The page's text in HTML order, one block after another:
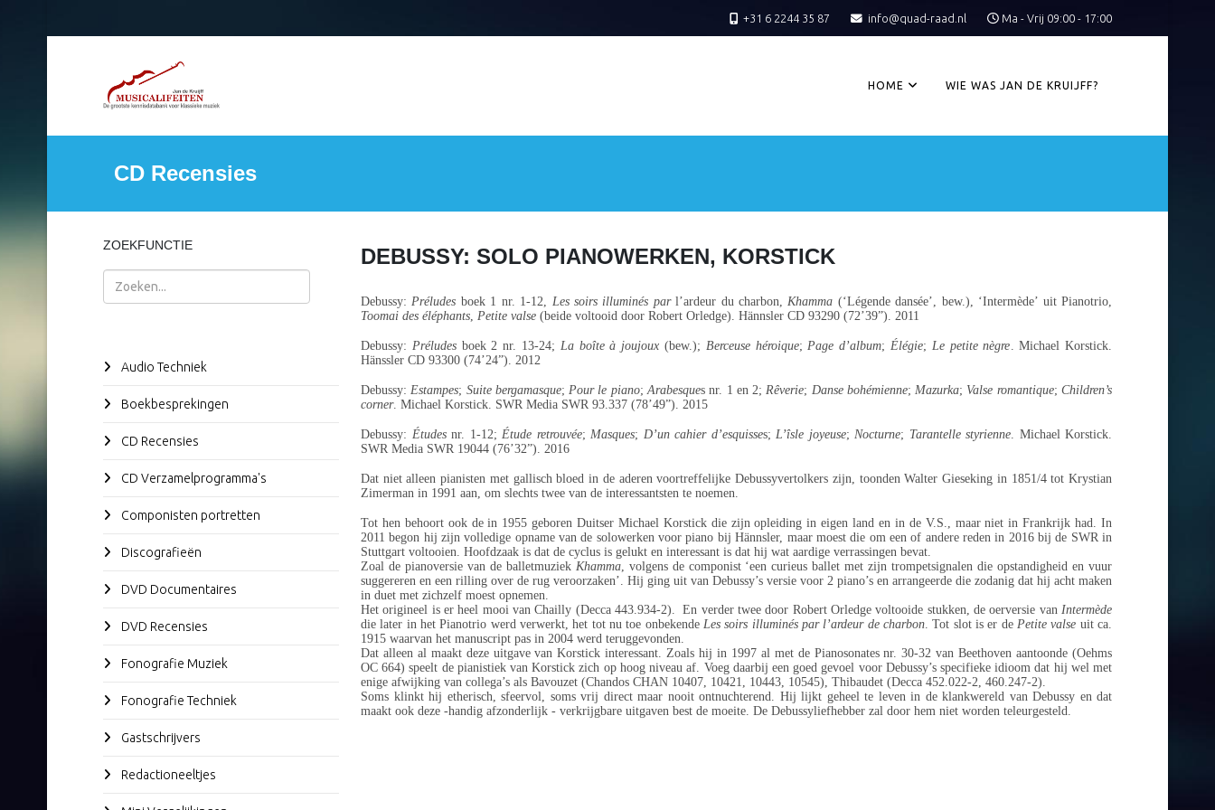
+31 6 2244 35 87 info@quad-raad.nl Ma - Vrij 09:00 - 17:00
HOME WIE WAS JAN DE KRUIJFF?
CD Recensies
ZOEKFUNCTIE
Zoeken
Audio Techniek
Boekbesprekingen
CD Recensies
CD Verzamelprogramma's
Componisten portretten
Discografieën
DVD Documentaires
DVD Recensies
Fonografie Muziek
Fonografie Techniek
Gastschrijvers
Redactioneeltjes
DEBUSSY: SOLO PIANOWERKEN, KORSTICK
Debussy:Préludes boek 1 nr. 1-12, Les soirs illuminés parl’ardeur du charbon,Khamma (‘Légende dansée’, bew.), ‘Intermède’ uit Pianotrio,
Toomai des éléphants, Petite valse (beide voltooid door Robert Orledge). Hännsler CD 93290 (72’39”). 2011
Debussy: Préludesboek 2 nr. 13-24; La boîte à joujoux (bew.); Berceuse héroique;Page d’album;Élégie; Le petite nègre. Michael Korstick.
Hänssler CD 93300 (74’24”). 2012
Debussy:Estampes; Suite bergamasque;Pour le piano;Arabesques nr. 1 en 2;Rêverie; Danse bohémienne;Mazurka; Valse romantique;Children’s
corner. Michael Korstick. SWR Media SWR 93.337 (78’49”). 2015
Debussy: Étudesnr. 1-12; Étude retrouvée; Masques; D’un cahier d’esquisses; L’îsle joyeuse; Nocturne; Tarantelle styrienne. Michael Korstick.
SWR Media SWR 19044 (76’32”). 2016
Dat niet alleen pianisten met gallisch bloed in de aderen voortreffelijke Debussyvertolkers zijn, toonden Walter Gieseking in 1851/4 tot Krystian
Zimerman in 1991 aan, om slechts twee van de interessantsten te noemen.
Tot hen behoort ook de in 1955 geboren Duitser Michael Korstick die zijn opleiding in eigen land en in de V.S., maar niet in Frankrijk had. In
2011 begon hij zijn volledige opname van de solowerken voor piano bij Hännsler, maar moest die om een of andere reden in 2016 bij de SWR in
Stuttgart voltooien. Hoofdzaak is dat de cyclus is gelukt en interessant is dat hij wat aardige verrassingen bevat.
Zoal de pianoversie van de balletmuziek Khamma, volgens de componist ‘een curieus ballet met zijn trompetsignalen die opstandigheid en vuur
suggereren en een rilling over de rug veroorzaken’. Hij ging uit van Debussy’s versie voor 2 piano’s en arrangeerde die zodanig dat hij acht maken
in duet met zichzelf moest opnemen.
Het origineel is er heel mooi van Chailly (Decca 443.934-2). En verder twee door Robert Orledge voltooide stukken, de oerversie vanIntermède
die later in het Pianotrio werd verwerkt, het tot nu toe onbekende Les soirs illuminés par l’ardeur de charbon. Tot slot is er de Petite valse uit ca.
1915 waarvan het manuscript pas in 2004 werd teruggevonden.
Dat alleen al maakt deze uitgave van Korstick interessant. Zoals hij in 1997 al met de Pianosonates nr. 30-32 van Beethoven aantoonde (Oehms
OC 664) speelt de pianistiek van Korstick zich op hoog niveau af. Voeg daarbij een goed gevoel voor Debussy’s specifieke idioom dat hij wel met
enige afwijking van collega’s als Bavouzet (Chandos CHAN 10407, 10421, 10443, 10545), Thibaudet (Decca 452.022-2, 460.247-2).
Soms klinkt hij etherisch, sfeervol, soms vrij direct maar nooit ontnuchterend. Hij lijkt geheel te leven in de klankwereld van Debussy en dat
maakt ook deze -handig afzonderlijk - verkrijgbare uitgaven best de moeite. De Debussyliefhebber zal door hem niet worden teleurgesteld.